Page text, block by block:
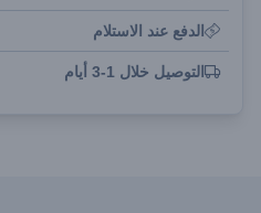
الدفع عند الاستلام
التوصيل خلال 1-3 أيام